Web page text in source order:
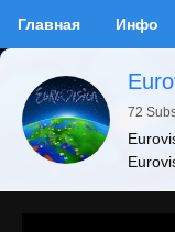
Главная Инфо
72